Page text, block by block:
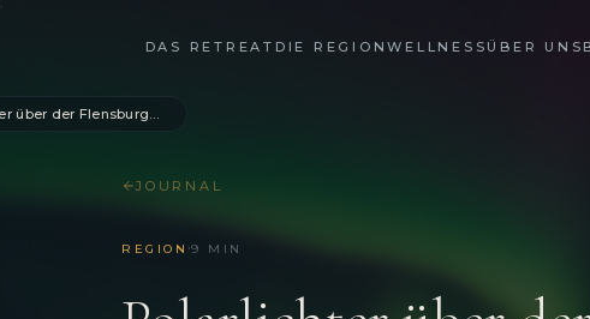
Polarlichter über der Flensburger Förde — Nordlichter über der Ostsee
DAS RETREAT DIE REGIONWELLNESS ÜBER UNS
JOURNAL
REGION ·9 MIN